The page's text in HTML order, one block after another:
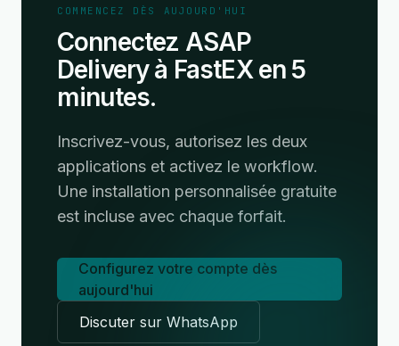
COMMENCEZ DÈS AUJOURD'HUI
Connectez ASAP
Delivery à FastEX en 5
minutes.
Inscrivez-vous, autorisez les deux
applications et activez le workflow.
Une installation personnalisée gratuite
est incluse avec chaque forfait.
Configurez votre compte dès
aujourd'hui
Discuter sur WhatsApp